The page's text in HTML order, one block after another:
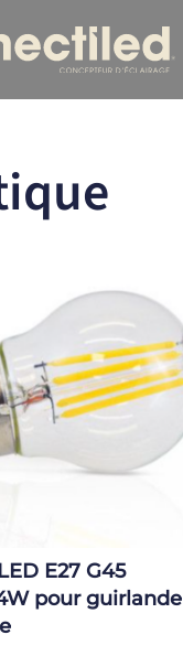
E27 G45
pour guirlande